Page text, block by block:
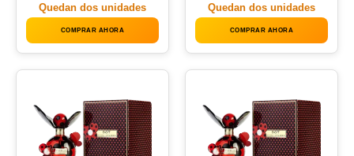
Quedan dos unidades
COMPRAR AHORA
Quedan dos unidades
COMPRAR AHORA